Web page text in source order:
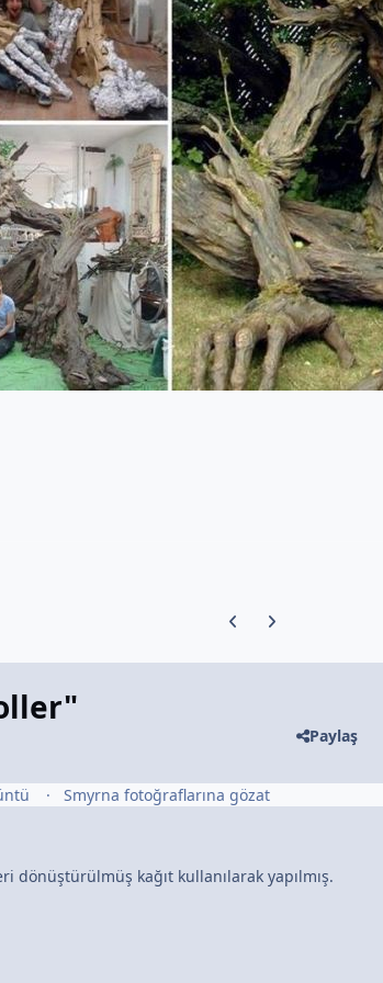
Previous carousel slide
Next carousel slide
Paylaş
Smyrna fotoğraflarına gözat
kağıt kullanılarak yapılmış.